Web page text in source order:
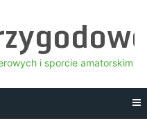
i sporcie amatorskim